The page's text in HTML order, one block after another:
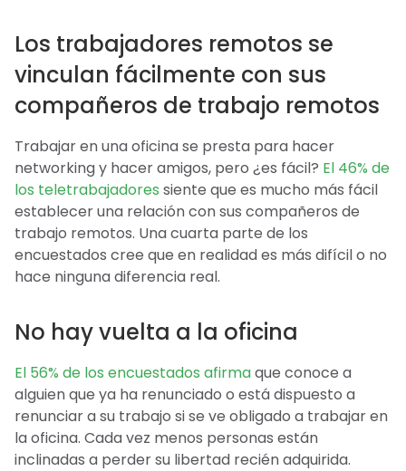
Los trabajadores remotos se
vinculan fácilmente con sus
compañeros de trabajo remotos
Trabajar en una oficina se presta para hacer
networking y hacer amigos, pero ¿es fácil? El 46% de
los teletrabajadores siente que es mucho más fácil
establecer una relación con sus compañeros de
trabajo remotos. Una cuarta parte de los
encuestados cree que en realidad es más difícil o no
hace ninguna diferencia real.
No hay vuelta a la oficina
El 56% de los encuestados afirmaque conoce a
alguien que ya ha renunciado o está dispuesto a
renunciar a su trabajo si se ve obligado a trabajar en
la oficina. Cada vez menos personas están
inclinadas a perder su libertad recién adquirida.